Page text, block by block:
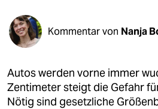
öko
gesellschaft
kultur
sport
Kommentar von Nanja
Autos werden vorne immer
Zentimeter steigt die Gefahr
Nötig sind gesetzliche